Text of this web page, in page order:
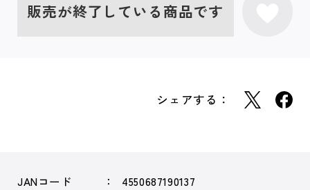
販売が終了している商品です
シェアする：
JANコード
4550687190137